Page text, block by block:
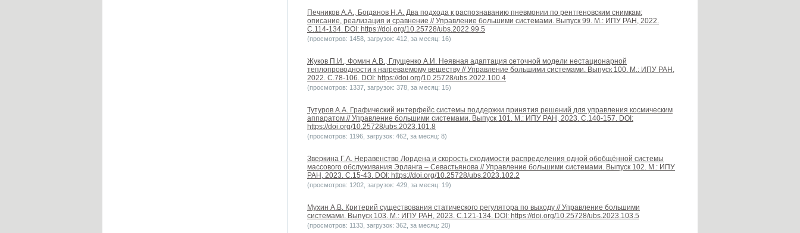
Печников А.А., Богданов Н.А. Два подхода к распознаванию пневмонии по рентгеновским снимкам:
описание, реализация и сравнение // Управление большими системами. Выпуск 99. М.: ИПУ РАН, 2022.
С.114-134. DOI: https://doi.org/10.25728/ubs.2022.99.5
(просмотров: 1458, загрузок: 412, за месяц: 16)
Жуков П.И., Фомин А.В., Глущенко А.И. Неявная адаптация сеточной модели нестационарной
теплопроводности к нагреваемому веществу // Управление большими системами. Выпуск 100. М.: ИПУ РАН,
2022. С.78-106. DOI: https://doi.org/10.25728/ubs.2022.100.4
(просмотров: 1337, загрузок: 378, за месяц: 15)
Тутуров А.А. Графический интерфейс системы поддержки принятия решений для управления космическим
аппаратом // Управление большими системами. Выпуск 101. М.: ИПУ РАН, 2023. С.140-157. DOI:
https://doi.org/10.25728/ubs.2023.101.8
(просмотров: 1196, загрузок: 462, за месяц: 8)
Зверкина Г.А. Неравенство Лордена и скорость сходимости распределения одной обобщённой системы
массового обслуживания Эрланга – Севастьянова // Управление большими системами. Выпуск 102. М.: ИПУ
РАН, 2023. С.15-43. DOI: https://doi.org/10.25728/ubs.2023.102.2
(просмотров: 1202, загрузок: 429, за месяц: 19)
Мухин А.В. Критерий существования статического регулятора по выходу // Управление большими
системами. Выпуск 103. М.: ИПУ РАН, 2023. С.121-134. DOI: https://doi.org/10.25728/ubs.2023.103.5
(просмотров: 1133, загрузок: 362, за месяц: 20)